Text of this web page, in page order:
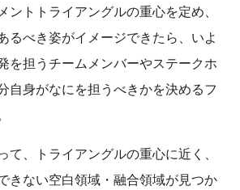
ントトライアングルの重心を定め、
るべき姿がイメージできたら、いよ
を担うチームメンバーやステークホ
自身がなにを担うべきかを決めるフ
て、トライアングルの重心に近く、
きない空白領域・融合領域が見つか